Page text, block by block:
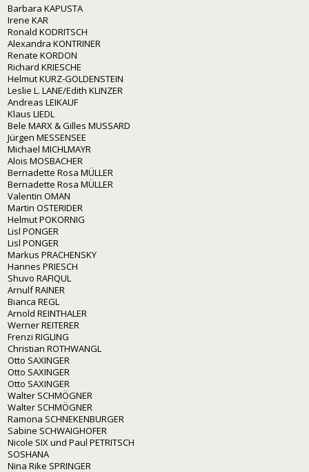
Barbara KAPUSTA
Irene KAR
Ronald KODRITSCH
Alexandra KONTRINER
Renate KORDON
Richard KRIESCHE
Helmut KURZ-GOLDENSTEIN
Leslie L. LANE/Edith KLINZER
Andreas LEIKAUF
Klaus LIEDL
Bele MARX & Gilles MUSSARD
Jürgen MESSENSEE
Michael MICHLMAYR
Alois MOSBACHER
Bernadette Rosa MÜLLER
Bernadette Rosa MÜLLER
Valentin OMAN
Martin OSTERIDER
Helmut POKORNIG
Lisl PONGER
Lisl PONGER
Markus PRACHENSKY
Hannes PRIESCH
Shuvo RAFIQUL
Arnulf RAINER
Bianca REGL
Arnold REINTHALER
Werner REITERER
Frenzi RIGLING
Christian ROTHWANGL
Otto SAXINGER
Otto SAXINGER
Otto SAXINGER
Walter SCHMÖGNER
Walter SCHMÖGNER
Ramona SCHNEKENBURGER
Sabine SCHWAIGHOFER
Nicole SIX und Paul PETRITSCH
SOSHANA
Nina Rike SPRINGER